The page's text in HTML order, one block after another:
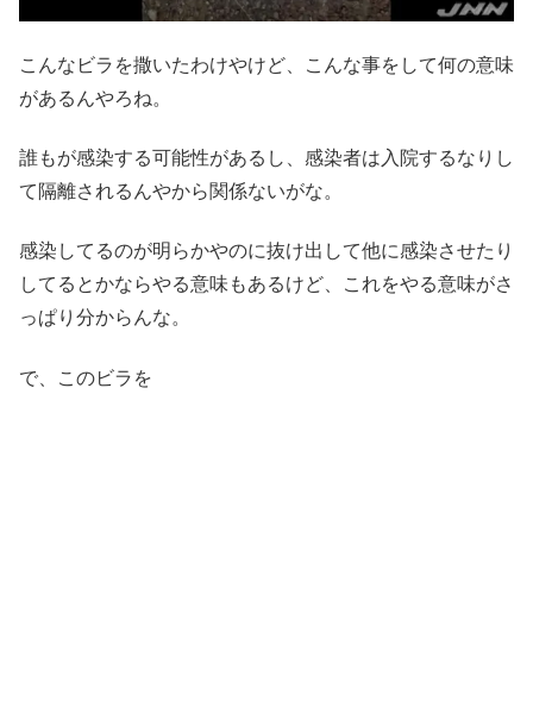
こんなビラを撒いたわけやけど、こんな事をして何の意味
があるんやろね。
誰もが感染する可能性があるし、感染者は入院するなりし
て隔離されるんやから関係ないがな。
感染してるのが明らかやのに抜け出して他に感染させたり
してるとかならやる意味もあるけど、これをやる意味がさ
っぱり分からんな。
で、このビラを